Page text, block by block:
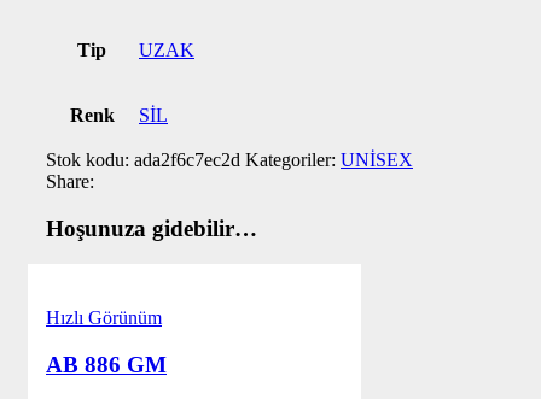
Tip UZAK
Renk SİL
Stok kodu: ada2f6c7ec2d Kategoriler: UNİSEX
Share:
Hoşunuza gidebilir…
Hızlı Görünüm
AB 886 GM